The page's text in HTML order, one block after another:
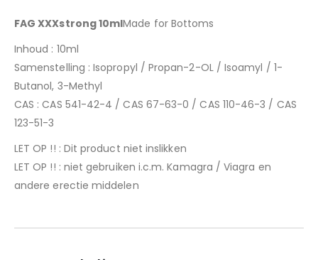
FAG XXXstrong 10mlMade for Bottoms
Inhoud : 10ml
Samenstelling : Isopropyl / Propan-2-OL / Isoamyl / 1-
Butanol, 3-Methyl
CAS : CAS 541-42-4 / CAS 67-63-0 / CAS 110-46-3 / CAS
123-51-3
LET OP !! : Dit product niet inslikken
LET OP !! : niet gebruiken i.c.m. Kamagra / Viagra en
andere erectie middelen